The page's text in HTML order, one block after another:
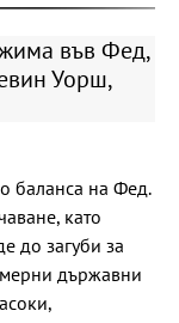
във Фед,
Уорш,
баланса на Фед.
като
до загуби за
държавни